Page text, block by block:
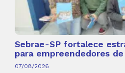
Sebrae-SP fortalece
para empreendedores
07/08/2026